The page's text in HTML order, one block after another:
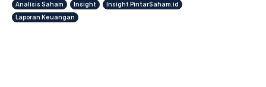
Analisis Saham Insight
Insight PintarSaham.id
Laporan Keuangan